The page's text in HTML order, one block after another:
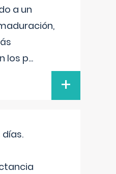
a un
los p...
+
días.